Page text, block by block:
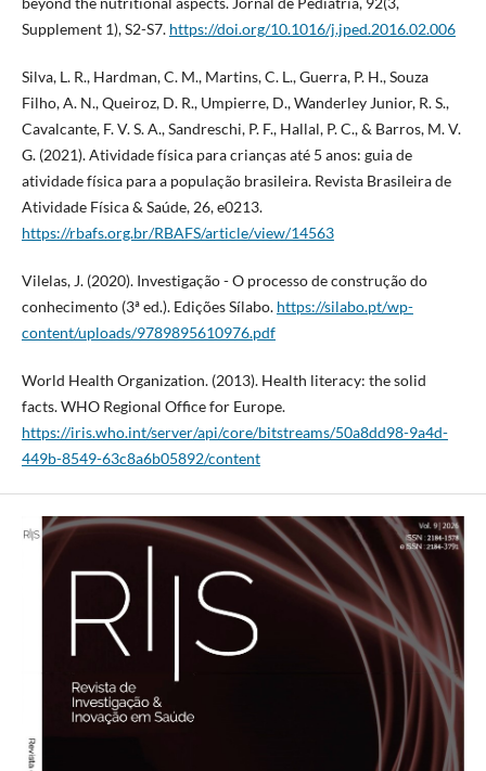
Supplement 1), S2-S7. https://doi.org/10.1016/j.jped.2016.02.006
Silva, L. R., Hardman, C. M., Martins, C. L., Guerra, P. H., Souza
Filho, A. N., Queiroz, D. R., Umpierre, D., Wanderley Junior, R. S.,
Cavalcante, F. V. S. A., Sandreschi, P. F., Hallal, P. C., & Barros, M. V.
G. (2021). Atividade física para crianças até 5 anos: guia de
atividade física para a população brasileira. Revista Brasileira de
Atividade Física & Saúde, 26, e0213.
https://rbafs.org.br/RBAFS/article/view/14563
Vilelas, J. (2020). Investigação - O processo de construção do
conhecimento (3ª ed.). Edições Sílabo. https://silabo.pt/wp-
content/uploads/9789895610976.pdf
World Health Organization. (2013). Health literacy: the solid
facts. WHO Regional Office for Europe.
https://iris.who.int/server/api/core/bitstreams/50a8dd98-9a4d-
449b-8549-63c8a6b05892/content